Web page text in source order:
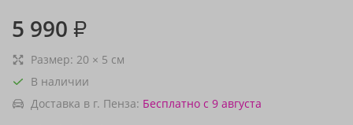
5 990 ₽
Размер: 20 × 5 см
В наличии
Доставка в г. Пенза: Бесплатно с 9 августа